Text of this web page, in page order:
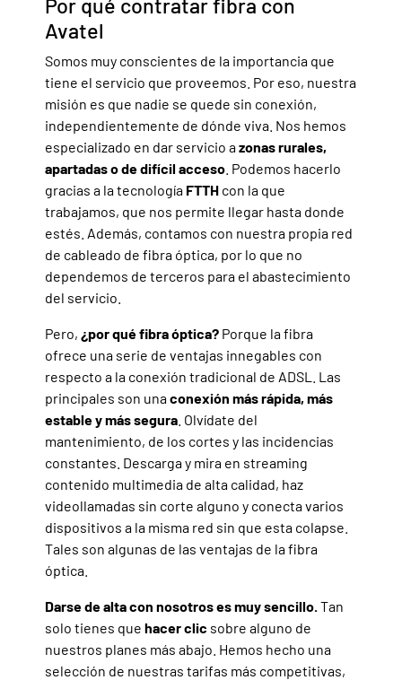
Por qué contratar fibra con
Avatel
Somos muy conscientes de la importancia que
tiene el servicio que proveemos. Por eso, nuestra
misión es que nadie se quede sin conexión,
independientemente de dónde viva. Nos hemos
especializado en dar servicio azonas rurales,
apartadas o de difícil acceso . Podemos hacerlo
gracias a la tecnología FTTH con la que
trabajamos, que nos permite llegar hasta donde
estés. Además, contamos con nuestra propia red
de cableado de fibra óptica, por lo que no
dependemos de terceros para el abastecimiento
del servicio.
Pero, ¿por qué fibra óptica? Porque la fibra
ofrece una serie de ventajas innegables con
respecto a la conexión tradicional de ADSL. Las
principales son unaconexión más rápida, más
estable y más segura . Olvídate del
mantenimiento, de los cortes y las incidencias
constantes. Descarga y mira en streaming
contenido multimedia de alta calidad, haz
videollamadas sin corte alguno y conecta varios
dispositivos a la misma red sin que esta colapse.
Tales son algunas de las ventajas de la fibra
óptica.
Darse de alta con nosotros es muy sencillo. Tan
solo tienes que hacer clic sobre alguno de
nuestros planes más abajo. Hemos hecho una
selección de nuestras tarifas más competitivas,